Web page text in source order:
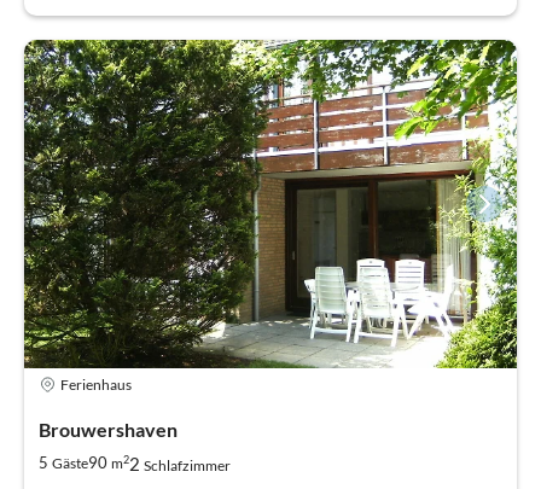
Ferienhaus
Brouwershaven
5 Gäste90 m22 Schlafzimmer